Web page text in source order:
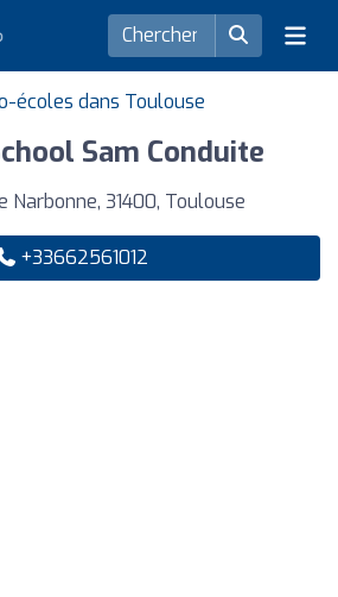
écoles dans Toulouse
Sam Conduite
Narbonne, 31400, Toulouse
+33662561012